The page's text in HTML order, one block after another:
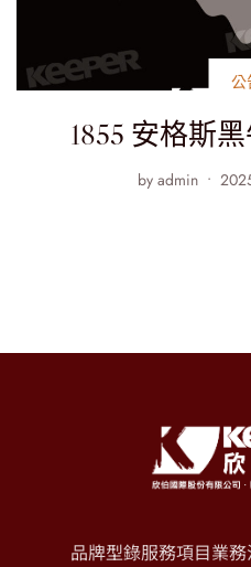
公
1855 安格斯
by admin
品牌型錄服務項目業